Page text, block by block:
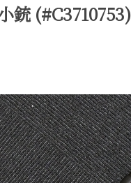
銃 (#C3710753)